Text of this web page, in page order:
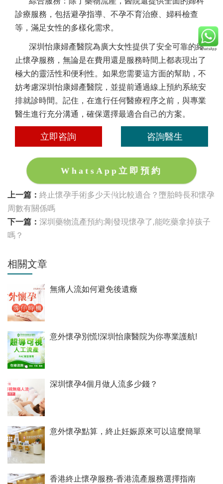
診療服務，包括避孕指導、不孕不育治療、婦科檢查
等，滿足女性的多樣化需求。
深圳怡康婦產醫院為廣大女性提供了安全可靠的終
止懷孕服務，無論是在費用還是服務時間上都表現出了
極大的靈活性和便利性。如果您需要這方面的幫助，不
妨考慮深圳怡康婦產醫院，並提前通過線上預約系統安
排就診時間。記住，在進行任何醫療程序之前，與專業
醫生進行充分溝通，確保選擇最適合自己的方案。
立即咨詢 咨詢醫生
WhatsApp立即預約
上一篇： 終止懷孕手術多少天做比較適合？墮胎時長和懷孕
周數有關係嗎
下一篇： 深圳藥物流產預約:剛發現懷孕了,能吃藥拿掉孩子
嗎？
相關文章
無痛人流如何避免後遺癥
意外懷孕別慌!深圳怡康醫院为你專業護航!
深圳懷孕4個月做人流多少錢？
意外懷孕點算，終止妊娠原來可以這麼簡單
香港終止懷孕服務-香港流產服務選擇指南